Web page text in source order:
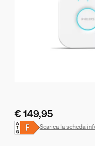
Il prezzo attuale è €
€ 149,95
Scarica la scheda